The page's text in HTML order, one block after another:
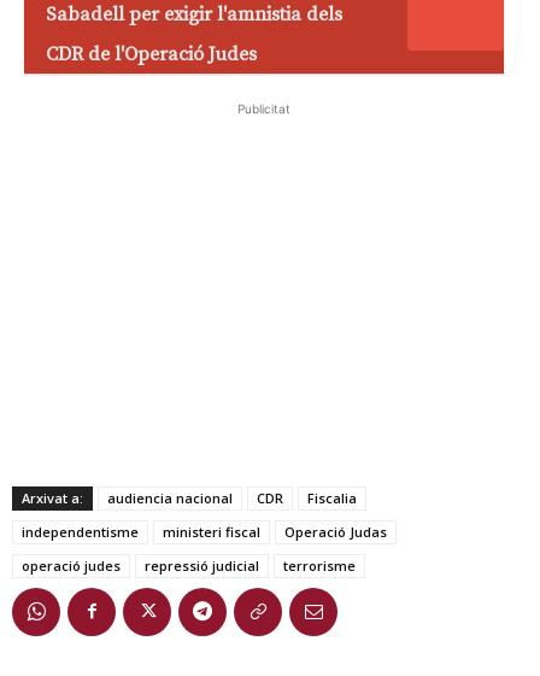
Sabadell per exigir l'amnistia dels
CDR de l'Operació Judes
Publicitat
Arxivat a: audiencia nacional CDR
Fiscalia
independentisme
ministeri fiscal
Operació Judas
operació judes
repressió judicial terrorisme